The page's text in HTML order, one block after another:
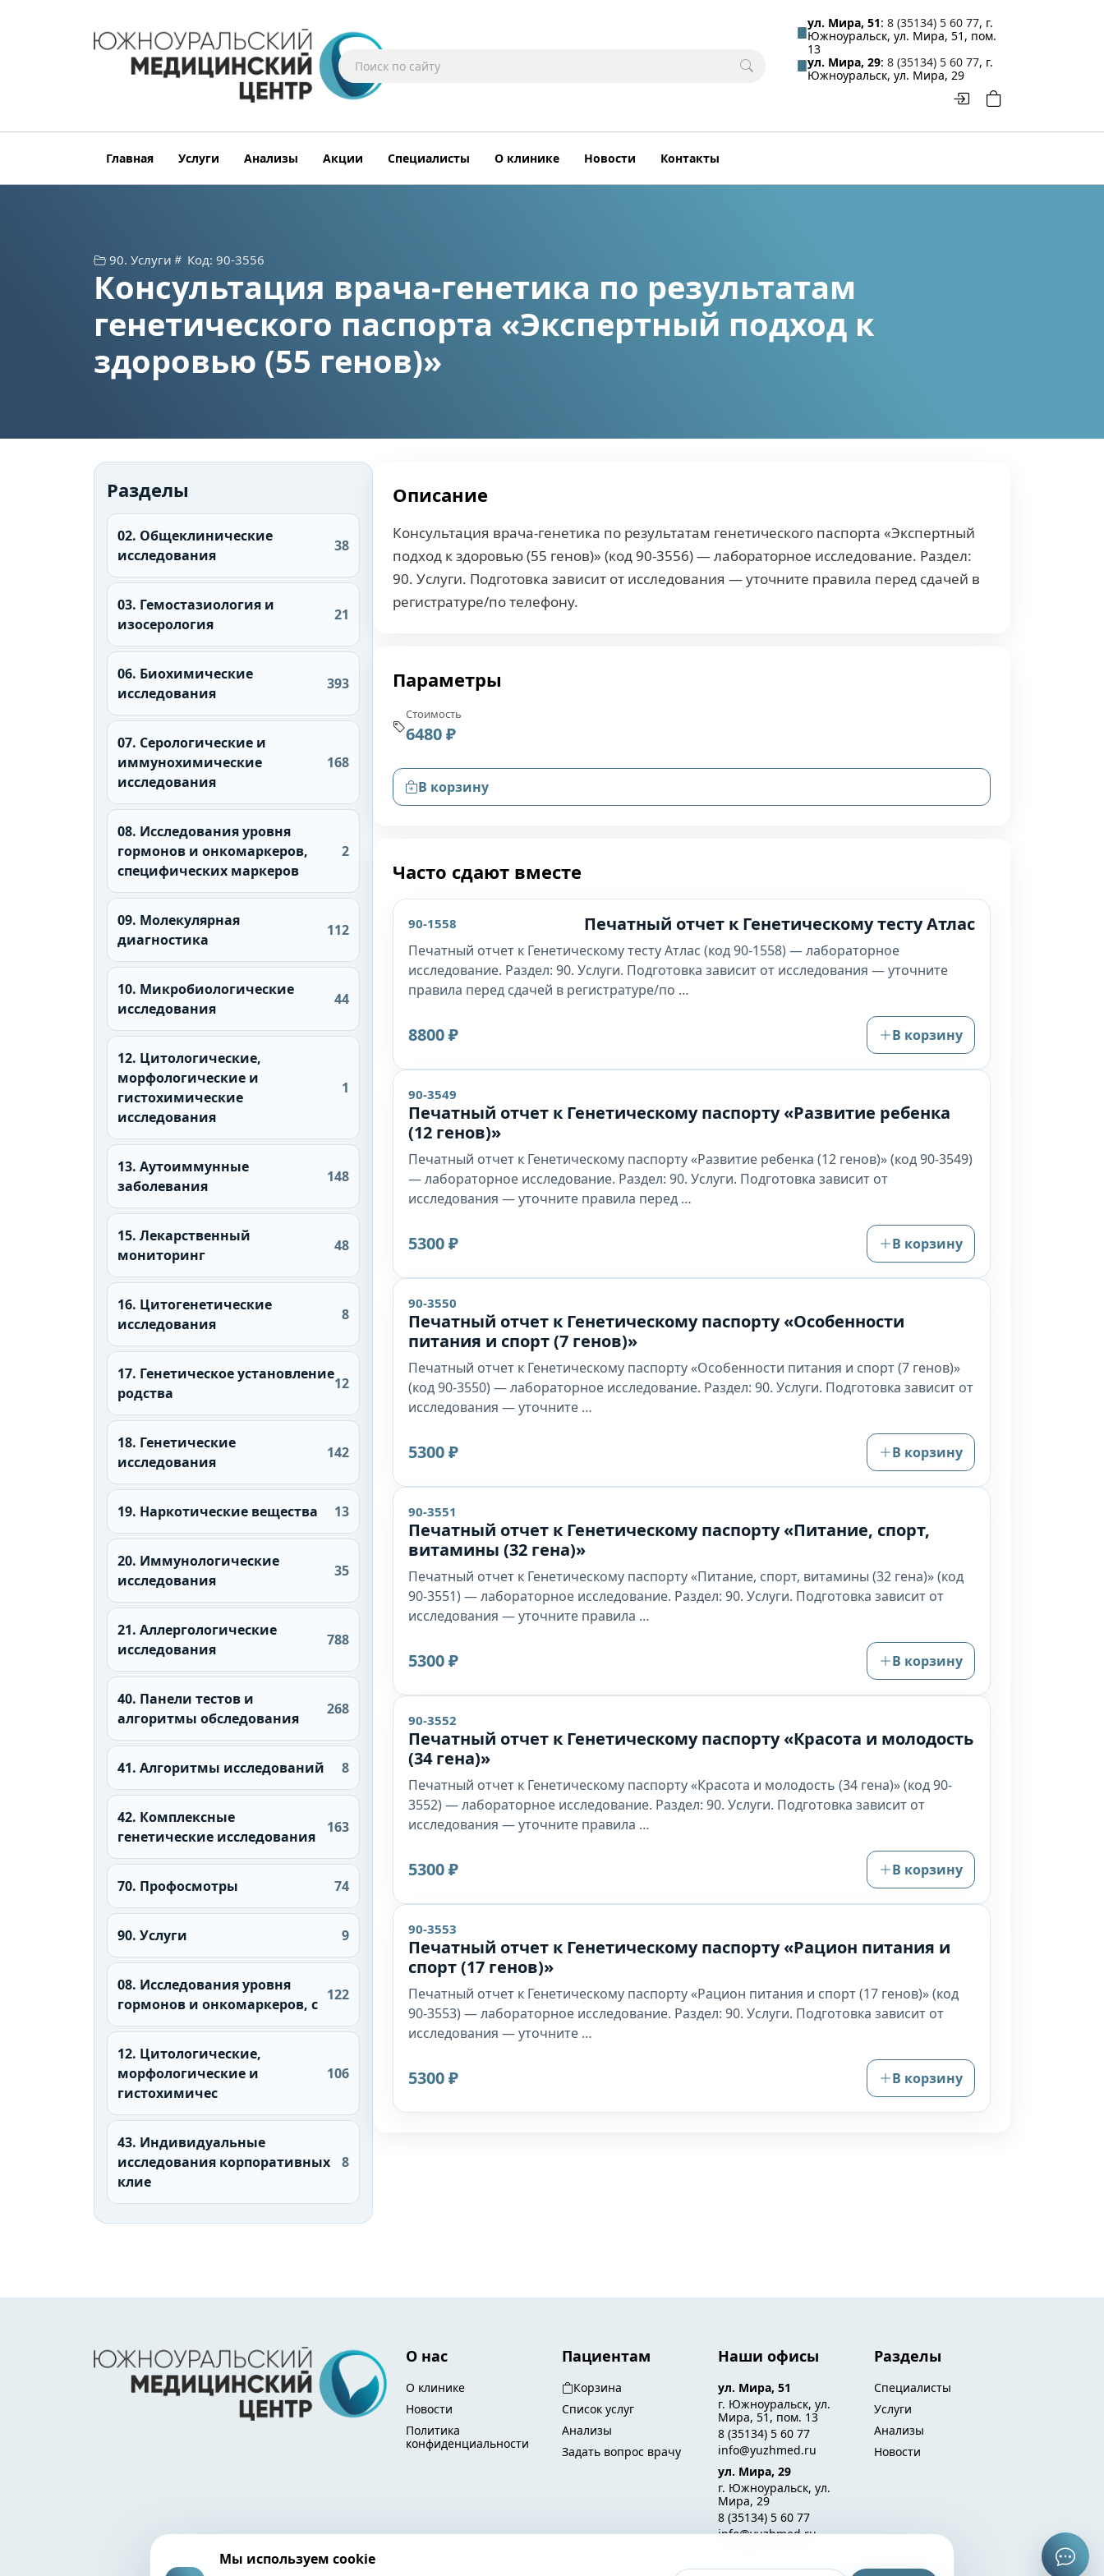
ул. Мира, 51: 8 (35134) 5 60 77, г.
Южноуральск, ул. Мира, 51, пом.
13
ул. Мира, 29:8 (35134) 5 60 77, г.
Южноуральск, ул. Мира, 29
Главная Услуги Анализы Акции Специалисты О клинике Новости Контакты
90. Услуги Код: 90-3556
Консультация врача-генетика по результатам
генетического паспорта «Экспертный подход к
здоровью (55 генов)»
Разделы
02. Общеклинические
исследования
38
03. Гемостазиология и
изосерология
21
06. Биохимические
исследования
393
07. Серологические и
иммунохимические
исследования
168
08. Исследования уровня
гормонов и онкомаркеров,
специфических маркеров
2
09. Молекулярная
диагностика
112
10. Микробиологические
исследования
44
12. Цитологические,
морфологические и
гистохимические
исследования
1
13. Аутоиммунные
заболевания
148
15. Лекарственный
мониторинг
48
16. Цитогенетические
исследования
8
17. Генетическое установление
родства
12
18. Генетические
исследования
142
19. Наркотические вещества 13
20. Иммунологические
исследования
35
21. Аллергологические
исследования
788
40. Панели тестов и
алгоритмы обследования
268
41. Алгоритмы исследований 8
42. Комплексные
генетические исследования
163
70. Профосмотры 74
90. Услуги 9
08. Исследования уровня
гормонов и онкомаркеров, с
122
12. Цитологические,
морфологические и
гистохимичес
106
43. Индивидуальные
исследования корпоративных
клие
8
Описание
Консультация врача-генетика по результатам генетического паспорта «Экспертный
подход к здоровью (55 генов)» (код 90-3556) — лабораторное исследование. Раздел:
90. Услуги. Подготовка зависит от исследования — уточните правила перед сдачей в
регистратуре/по телефону.
Параметры
Стоимость
6480 ₽
В корзину
Часто сдают вместе
90-1558 Печатный отчет к Генетическому тесту Атлас
Печатный отчет к Генетическому тесту Атлас (код 90-1558) — лабораторное
исследование. Раздел: 90. Услуги. Подготовка зависит от исследования — уточните
правила перед сдачей в регистратуре/по …
8800 ₽ В корзину
90-3549
Печатный отчет к Генетическому паспорту «Развитие ребенка
(12 генов)»
Печатный отчет к Генетическому паспорту «Развитие ребенка (12 генов)» (код 90-3549)
— лабораторное исследование. Раздел: 90. Услуги. Подготовка зависит от
исследования — уточните правила перед …
5300 ₽ В корзину
90-3550
Печатный отчет к Генетическому паспорту «Особенности
питания и спорт (7 генов)»
Печатный отчет к Генетическому паспорту «Особенности питания и спорт (7 генов)»
(код 90-3550) — лабораторное исследование. Раздел: 90. Услуги. Подготовка зависит от
исследования — уточните …
5300 ₽ В корзину
90-3551
Печатный отчет к Генетическому паспорту «Питание, спорт,
витамины (32 гена)»
Печатный отчет к Генетическому паспорту «Питание, спорт, витамины (32 гена)» (код
90-3551) — лабораторное исследование. Раздел: 90. Услуги. Подготовка зависит от
исследования — уточните правила …
5300 ₽ В корзину
90-3552
Печатный отчет к Генетическому паспорту «Красота и молодость
(34 гена)»
Печатный отчет к Генетическому паспорту «Красота и молодость (34 гена)» (код 90-
3552) — лабораторное исследование. Раздел: 90. Услуги. Подготовка зависит от
исследования — уточните правила …
5300 ₽ В корзину
90-3553
Печатный отчет к Генетическому паспорту «Рацион питания и
спорт (17 генов)»
Печатный отчет к Генетическому паспорту «Рацион питания и спорт (17 генов)» (код
90-3553) — лабораторное исследование. Раздел: 90. Услуги. Подготовка зависит от
исследования — уточните …
5300 ₽ В корзину
О нас
О клинике
Новости
Политика
конфиденциальности
Пациентам
Корзина
Список услуг
Анализы
Задать вопрос врачу
Наши офисы
ул. Мира, 51
г. Южноуральск, ул.
Мира, 51, пом. 13
8 (35134) 5 60 77
info@yuzhmed.ru
ул. Мира, 29
г. Южноуральск, ул.
Мира, 29
8 (35134) 5 60 77
info@yuzhmed.ru
Разделы
Специалисты
Услуги
Анализы
Новости
Мы используем cookie